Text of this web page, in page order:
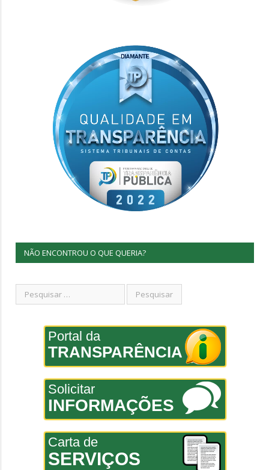
NÃO ENCONTROU O QUE QUERIA?
Portal da
TRANSPARÊNCIA
Solicitar
INFORMAÇÕES
Carta de
SERVIÇOS